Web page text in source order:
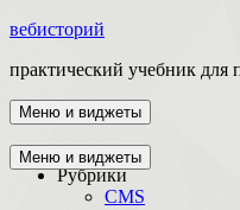
вебисторий
практический учебник для
Меню и виджеты
Главная
Рубрики
CMS
Меню и виджеты